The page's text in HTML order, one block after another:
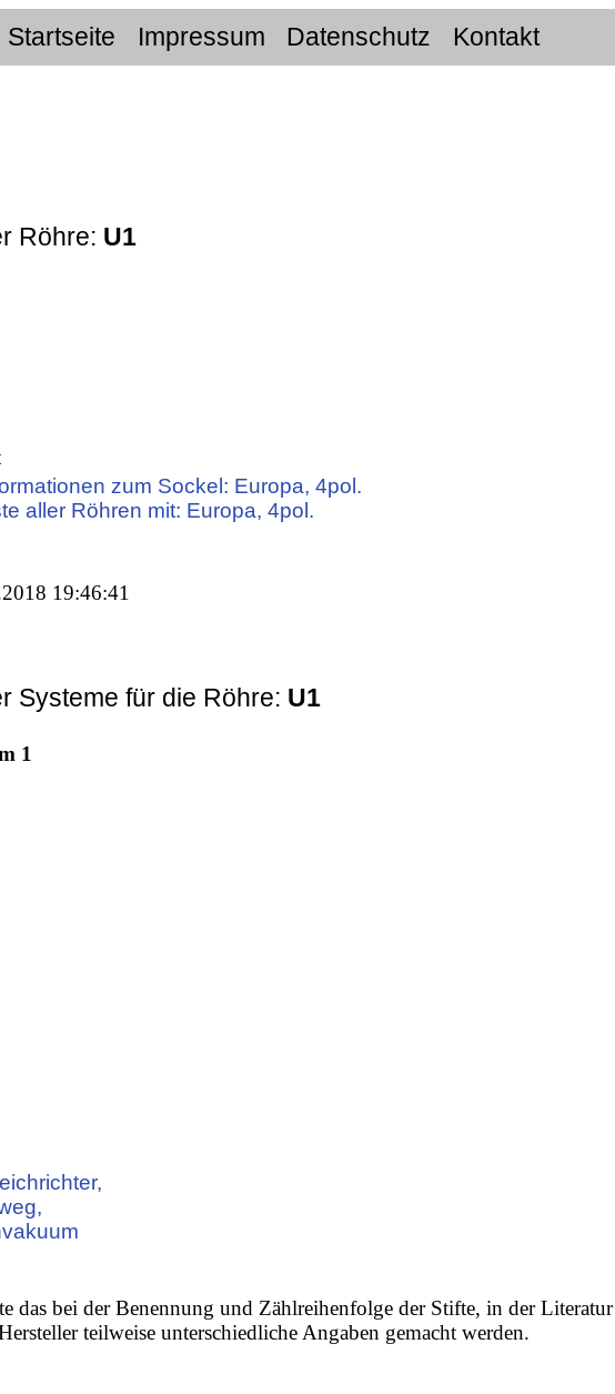
Startseite Impressum Datenschutz Kontakt
Röhre: U1
zum Sockel: Europa, 4pol.
aller Röhren mit: Europa, 4pol.
19:46:41
Systeme für die Röhre: U1
1
das bei der Benennung und Zählreihenfolge der Stifte, in der Literatur
teilweise unterschiedliche Angaben gemacht werden.